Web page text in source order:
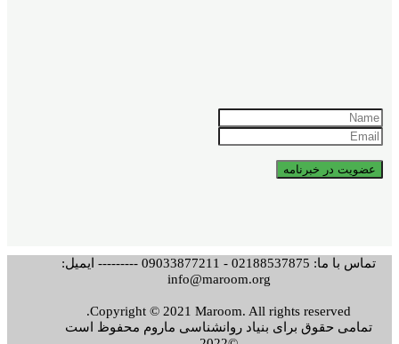
تماس با ما: 02188537875 - 09033877211 --------- ایمیل:
info@maroom.org
Copyright © 2021 Maroom. All rights reserved.
تمامی حقوق برای بنیاد روانشناسی ماروم محفوظ است